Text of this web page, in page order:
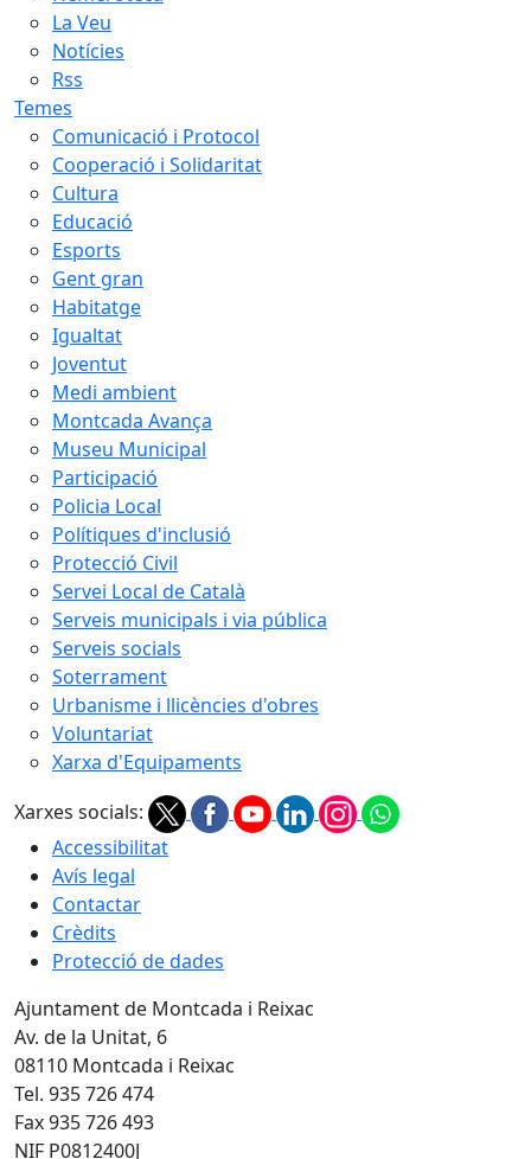
La Veu
Notícies
Rss
Temes
Comunicació i Protocol
Cooperació i Solidaritat
Cultura
Educació
Esports
Gent gran
Habitatge
Igualtat
Joventut
Medi ambient
Montcada Avança
Museu Municipal
Participació
Policia Local
Polítiques d'inclusió
Protecció Civil
Servei Local de Català
Serveis municipals i via pública
Serveis socials
Soterrament
Urbanisme i llicències d'obres
Voluntariat
Xarxa d'Equipaments
Xarxes socials:
Accessibilitat
Avís legal
Contactar
Crèdits
Protecció de dades
Ajuntament de Montcada i Reixac
Av. de la Unitat, 6
08110 Montcada i Reixac
Tel. 935 726 474
Fax 935 726 493
NIF P0812400J